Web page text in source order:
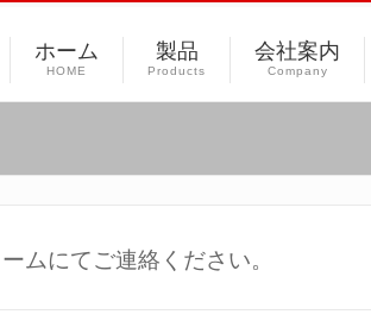
ホーム
HOME
製品
Products
会社案内
Company
ムにてご連絡ください。